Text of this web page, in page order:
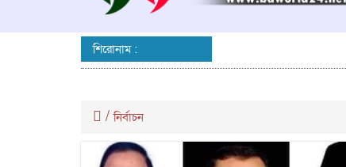
শিরোনাম :
/নির্বাচন